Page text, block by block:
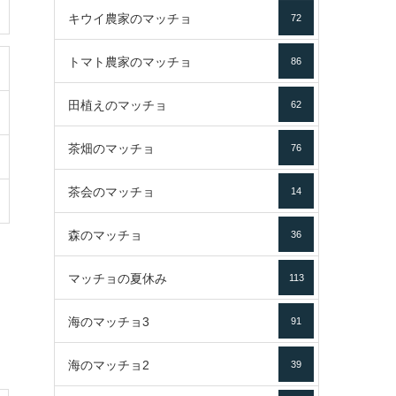
キウイ農家のマッチョ 72
トマト農家のマッチョ 86
田植えのマッチョ 62
茶畑のマッチョ 76
茶会のマッチョ 14
森のマッチョ 36
マッチョの夏休み 113
海のマッチョ3 91
海のマッチョ2 39